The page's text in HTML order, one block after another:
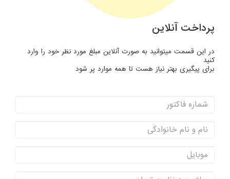
پرداخت آنلاین
در این قسمت میتوانید به صورت آنلاین مبلغ مورد نظر خود را وارد
کنید
برای پیگیری بهتر نیاز هست تا همه موارد پر شود